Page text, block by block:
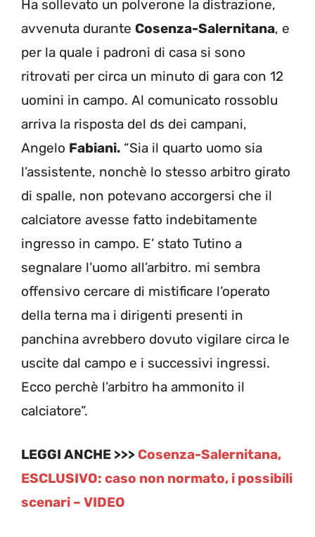
Ha sollevato un polverone la distrazione,
avvenuta durante Cosenza-Salernitana, e
per la quale i padroni di casa si sono
ritrovati per circa un minuto di gara con 12
uomini in campo. Al comunicato rossoblu
arriva la risposta del ds dei campani,
Angelo Fabiani. “Sia il quarto uomo sia
l’assistente, nonchè lo stesso arbitro girato
di spalle, non potevano accorgersi che il
calciatore avesse fatto indebitamente
ingresso in campo. E’ stato Tutino a
segnalare l’uomo all’arbitro. mi sembra
offensivo cercare di mistificare l’operato
della terna ma i dirigenti presenti in
panchina avrebbero dovuto vigilare circa le
uscite dal campo e i successivi ingressi.
Ecco perchè l’arbitro ha ammonito il
calciatore”.
LEGGI ANCHE >>> Cosenza-Salernitana,
ESCLUSIVO: caso non normato, i possibili
scenari – VIDEO